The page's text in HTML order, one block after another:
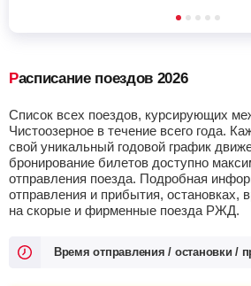
Расписание поездов 2026
Список всех поездов, курсирующих
Чистоозерное в течение всего года.
свой уникальный годовой график
бронирование билетов доступно
отправления поезда. Подробная
отправления и прибытия, остановках,
на скорые и фирменные поезда РЖД.
Время отправления / остановки /